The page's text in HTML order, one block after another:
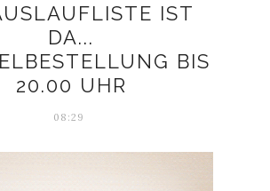
IST
DA...
BIS
20.00 UHR
08:29